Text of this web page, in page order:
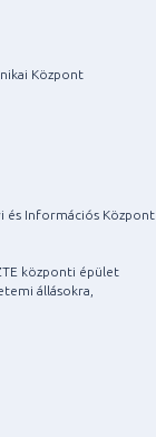
Központ
és Információs Központ
központi épület
állásokra,